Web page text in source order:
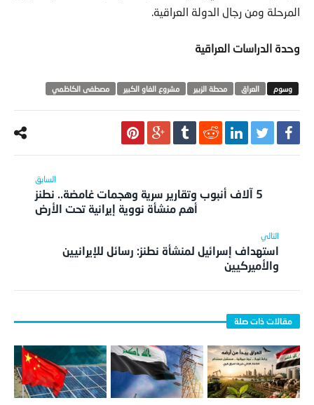
المرحلة ومن رجال الدولة العراقية.
وحدة الدراسات العراقية
العراق محطة الزبير مشروع الفاو الكبير مصطفى الكاظمي
5 آلاف أنبوب وتقارير سرية وهجمات غامضة.. نطنز
أهم منشأة نووية إيرانية تحت الأرض
استهداف إسرائيل لمنشأة نطنز: رسائل للإيرانيين
والأميركيين